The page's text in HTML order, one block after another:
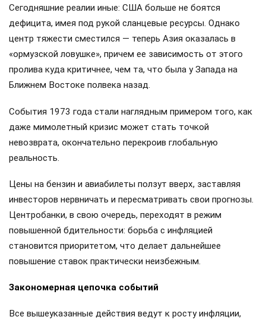
Сегодняшние реалии иные: США больше не боятся
дефицита, имея под рукой сланцевые ресурсы. Однако
центр тяжести сместился — теперь Азия оказалась в
«ормузской ловушке», причем ее зависимость от этого
пролива куда критичнее, чем та, что была у Запада на
Ближнем Востоке полвека назад.
События 1973 года стали наглядным примером того, как
даже мимолетный кризис может стать точкой
невозврата, окончательно перекроив глобальную
реальность.
Цены на бензин и авиабилеты ползут вверх, заставляя
инвесторов нервничать и пересматривать свои прогнозы.
Центробанки, в свою очередь, переходят в режим
повышенной бдительности: борьба с инфляцией
становится приоритетом, что делает дальнейшее
повышение ставок практически неизбежным.
Закономерная цепочка событий
Все вышеуказанные действия ведут к росту инфляции,